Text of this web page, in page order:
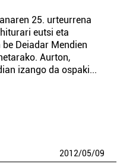
25. urteurrena
eutsi eta
Deiadar Mendien
Aurton,
izango da ospaki...
2012/05/09